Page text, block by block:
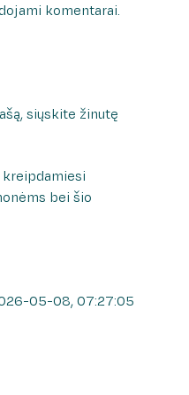
komentarai.
siųskite žinutę
bei šio
05-08, 07:27:05